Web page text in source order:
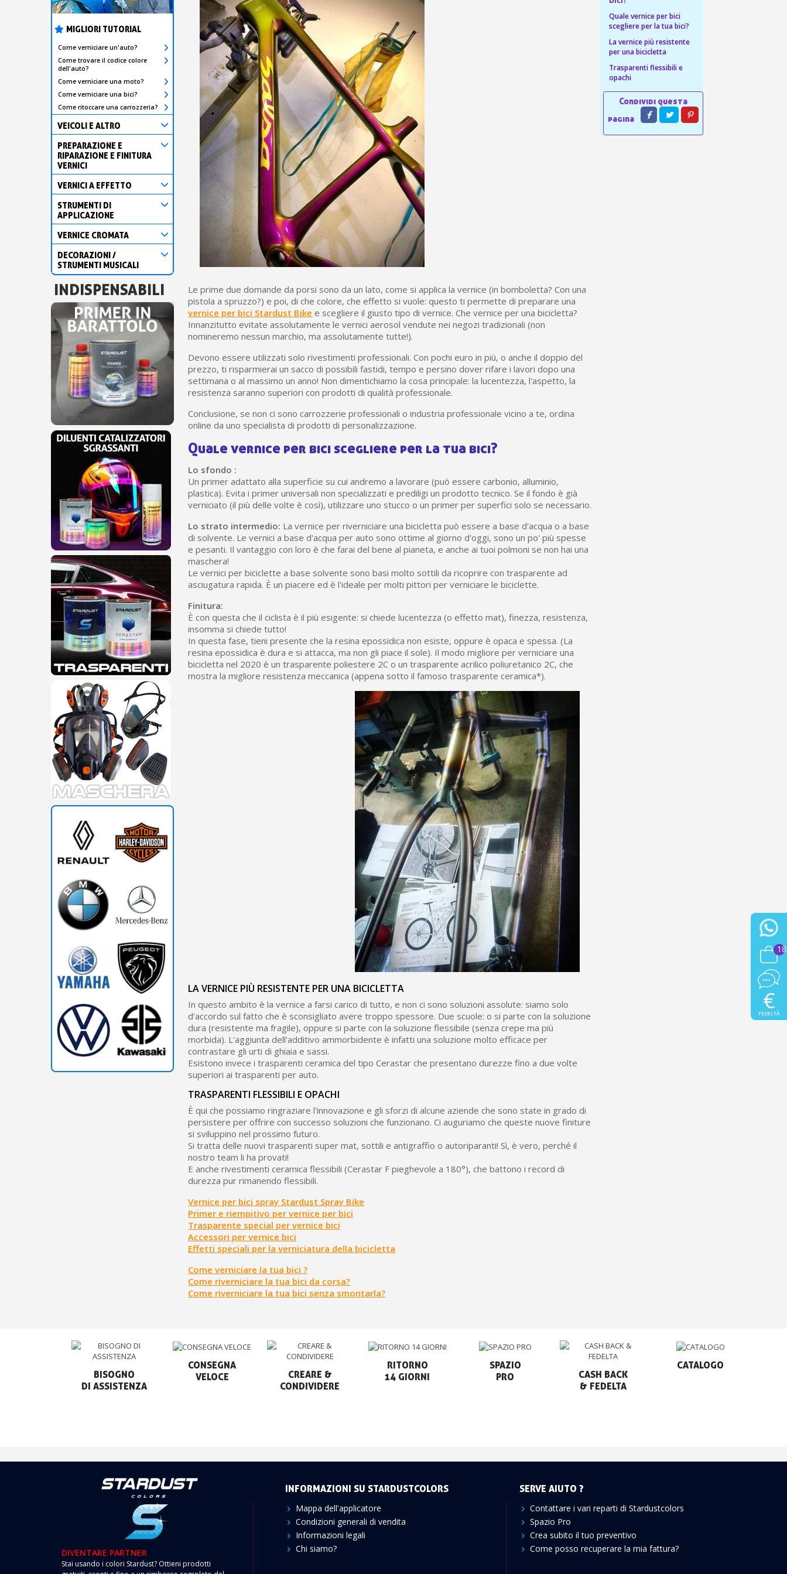
10€ di buono shopping per ogni referral
MIGLIORI TUTORIAL
Come verniciare un'auto?
Come trovare il codice colore
dell'auto?
Come verniciare una moto?
Come verniciare una bici?
Come ritoccare una carrozzeria?
VEICOLI E ALTRO
PREPARAZIONE E
RIPARAZIONE E FINITURA
VERNICI
VERNICI A EFFETTO
STRUMENTI DI
APPLICAZIONE
VERNICE CROMATA
DECORAZIONI /
STRUMENTI MUSICALI
INDISPENSABILI
Le prime due domande da porsi sono da un lato, come si applica la vernice (in bomboletta? Con una
pistola a spruzzo?) e poi, di che colore, che effetto si vuole: questo ti permette di preparare una
vernice per bici Stardust Bike e scegliere il giusto tipo di vernice. Che vernice per una bicicletta?
Innanzitutto evitate assolutamente le vernici aerosol vendute nei negozi tradizionali (non
nomineremo nessun marchio, ma assolutamente tutte!).
Devono essere utilizzati solo rivestimenti professionali. Con pochi euro in più, o anche il doppio del
prezzo, ti risparmierai un sacco di possibili fastidi, tempo e persino dover rifare i lavori dopo una
settimana o al massimo un anno! Non dimentichiamo la cosa principale: la lucentezza, l'aspetto, la
resistenza saranno superiori con prodotti di qualità professionale.
Conclusione, se non ci sono carrozzerie professionali o industria professionale vicino a te, ordina
online da uno specialista di prodotti di personalizzazione.
Quale vernice per bici scegliere per la tua bici?
Lo sfondo :
Un primer adattato alla superficie su cui andremo a lavorare (può essere carbonio, alluminio,
plastica). Evita i primer universali non specializzati e prediligi un prodotto tecnico. Se il fondo è già
verniciato (il più delle volte è così), utilizzare uno stucco o un primer per superfici solo se necessario.
Lo strato intermedio: La vernice per riverniciare una bicicletta può essere a base d'acqua o a base
di solvente. Le vernici a base d'acqua per auto sono ottime al giorno d'oggi, sono un po' più spesse
e pesanti. Il vantaggio con loro è che farai del bene al pianeta, e anche ai tuoi polmoni se non hai una
maschera!
Le vernici per biciclette a base solvente sono basi molto sottili da ricoprire con trasparente ad
asciugatura rapida. È un piacere ed è l'ideale per molti pittori per verniciare le biciclette.
Finitura:
È con questa che il ciclista è il più esigente: si chiede lucentezza (o effetto mat), finezza, resistenza,
insomma si chiede tutto!
In questa fase, tieni presente che la resina epossidica non esiste, oppure è opaca e spessa. (La
resina epossidica è dura e si attacca, ma non gli piace il sole). Il modo migliore per verniciare una
bicicletta nel 2020 è un trasparente poliestere 2C o un trasparente acrilico poliuretanico 2C, che
mostra la migliore resistenza meccanica (appena sotto il famoso trasparente ceramica*).
LA VERNICE PIÙ RESISTENTE PER UNA BICICLETTA
In questo ambito è la vernice a farsi carico di tutto, e non ci sono soluzioni assolute: siamo solo
d'accordo sul fatto che è sconsigliato avere troppo spessore. Due scuole: o si parte con la soluzione
dura (resistente ma fragile), oppure si parte con la soluzione flessibile (senza crepe ma più
morbida). L'aggiunta dell'additivo ammorbidente è infatti una soluzione molto efficace per
contrastare gli urti di ghiaia e sassi.
Esistono invece i trasparenti ceramica del tipo Cerastar che presentano durezze fino a due volte
superiori ai trasparenti per auto.
TRASPARENTI FLESSIBILI E OPACHI
È qui che possiamo ringraziare l'innovazione e gli sforzi di alcune aziende che sono state in grado di
persistere per offrire con successo soluzioni che funzionano. Ci auguriamo che queste nuove finiture
si sviluppino nel prossimo futuro.
Si tratta delle nuovi trasparenti super mat, sottili e antigraffio o autoriparanti! Sì, è vero, perché il
nostro team li ha provati!
E anche rivestimenti ceramica flessibili (Cerastar F pieghevole a 180°), che battono i record di
durezza pur rimanendo flessibili.
Vernice per bici spray Stardust Spray Bike
Primer e riempitivo per vernice per bici
Trasparente special per vernice bici
Accessori per vernice bici
Effetti speciali per la verniciatura della bicicletta
Come verniciare la tua bici ?
Come riverniciare la tua bici da corsa?
Come riverniciare la tua bici senza smontarla?
Quale vernice per bici
scegliere per la tua bici?
La vernice più resistente
per una bicicletta
Trasparenti flessibili e
opachi
BISOGNO
CONSEGNA
VELOCE
CREARE &
CONDIVIDERE
RITORNO
14 GIORNI
SPAZIO
PRO
CASH BACK
& FEDELTA
CATALOGO
DIVENTARE PARTNER
Stai usando i colori Stardust? Ottieni prodotti
INFORMAZIONI SU STARDUSTCOLORS
Mappa dell'applicatore
Condizioni generali di vendita
Informazioni legali
Chi siamo?
SERVE AIUTO ?
Contattare i vari reparti di Stardustcolors
Spazio Pro
Crea subito il tuo preventivo
Come posso recuperare la mia fattura?
18
€
FEDELTÀ